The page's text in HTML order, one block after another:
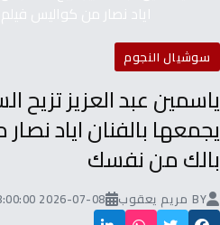
اياد نصار من كواليس
سوشيال النجوم
ياسمين عبد العزيز تزيح
يجمعها بالفنان اياد
بالك من نفسك
BY مريم يعقوب 2026-07-08 08:00:00